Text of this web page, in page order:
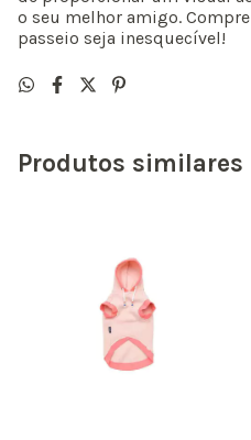
o seu melhor amigo.
passeio seja inesquecível!
Produtos similares